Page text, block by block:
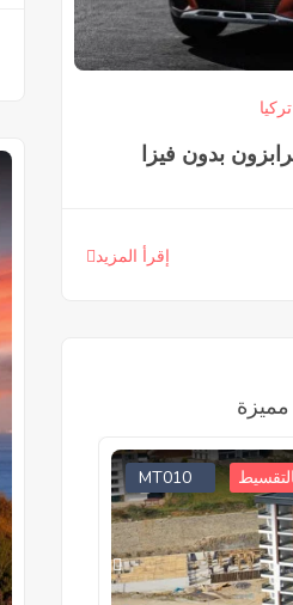
بدون فيزا
إقرأ المزيد
مميزة
MT010